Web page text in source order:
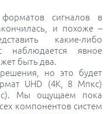
сигналов в
и похоже –
какие-либо
наблюдается явное
быть два.
но это будет
UHD (4К, 8 Мпкс)
Мы ощущаем пока
компонентов систем